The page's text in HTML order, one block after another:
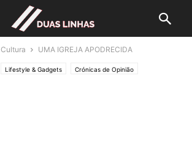
Cultura UMA IGREJA APODRECIDA
Lifestyle & Gadgets Crónicas de Opinião